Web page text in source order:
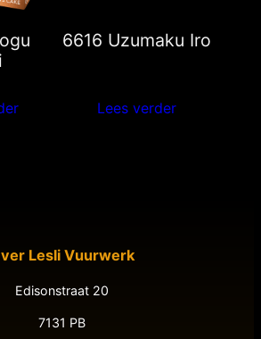
6616 Uzumaku Iro
Lees verder
Lesli Vuurwerk
Edisonstraat 20
7131 PB